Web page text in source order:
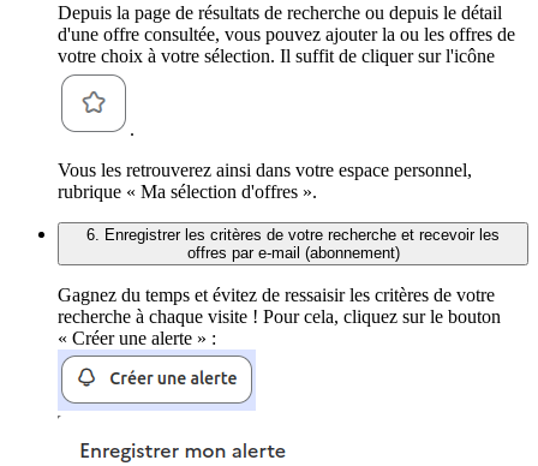
Depuis la page de résultats de recherche ou depuis le détail
d'une offre consultée, vous pouvez ajouter la ou les offres de
votre choix à votre sélection. Il suffit de cliquer sur l'icône
.
Vous les retrouverez ainsi dans votre espace personnel,
rubrique « Ma sélection d'offres ».
6. Enregistrer les critères de votre recherche et recevoir les
offres par e-mail (abonnement)
Gagnez du temps et évitez de ressaisir les critères de votre
recherche à chaque visite ! Pour cela, cliquez sur le bouton
« Créer une alerte » :